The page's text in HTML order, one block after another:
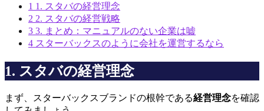
1 1. スタバの経営理念
2 2. スタバの経営戦略
3 3. まとめ：マニュアルのない企業は嘘
4 スターバックスのように会社を運営するなら
1. スタバの経営理念
まず、スターバックスブランドの根幹である経営理念を確認